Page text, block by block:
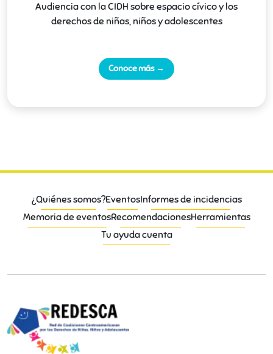
Audiencia con la CIDH sobre espacio cívico y los
derechos de niñas, niños y adolescentes
Conoce más →
¿Quiénes somos?EventosInformes de incidencias
Memoria de eventosRecomendacionesHerramientas
Tu ayuda cuenta